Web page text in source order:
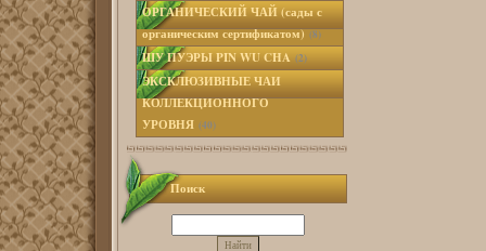
ОРГАНИЧЕСКИЙ ЧАЙ (сады с
органическим сертификатом)(8)
ШУ ПУЭРЫ PIN WU CHA(2)
ЭКСКЛЮЗИВНЫЕ ЧАИ
КОЛЛЕКЦИОННОГО
УРОВНЯ (40)
Поиск